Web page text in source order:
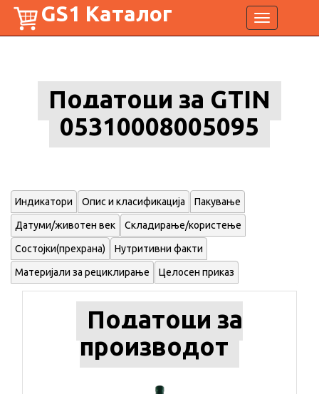
Toggle
navigation
GS1 Каталог
Податоци за GTIN
05310008005095
Индикатори Опис и класификација Пакување
Датуми/животен век Складирање/користење
Состојки(прехрана) Нутритивни факти
Материјали за рециклирање Целосен приказ
Податоци за
производот